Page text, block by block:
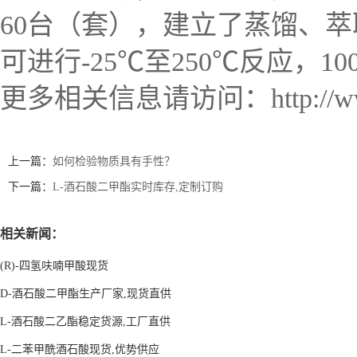
60台（套），建立了蒸馏、
可进行-25℃至250℃反应，
更多相关信息请访问：http://
上一篇： 如何检验物质具有手性？
下一篇： L-酒石酸二甲酯实时库存,定制订购
相关新闻：
(R)-四氢呋喃甲酸现货
D-酒石酸二甲酯生产厂家,现货直供
L-酒石酸二乙酯稳定货源,工厂直供
L-二苯甲酰酒石酸现货,优势供应